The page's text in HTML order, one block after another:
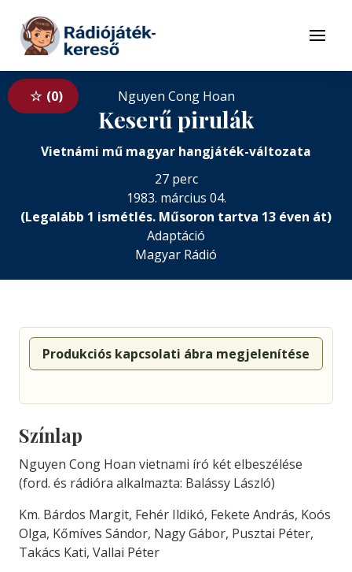
Tovább a tartalomhoz
Menü
0 Nguyen Cong Hoan
Keserű pirulák
Vietnámi mű magyar hangjáték-változata
27 perc
1983. március 04.
(Legalább 1 ismétlés. Műsoron tartva 13 éven át)
Adaptáció
Magyar Rádió
Produkciós kapcsolati ábra megjelenítése
Színlap
Nguyen Cong Hoan vietnami író két elbeszélése
(ford. és rádióra alkalmazta: Balássy László)
Km. Bárdos Margit, Fehér Ildikó, Fekete András, Koós
Olga, Kőmíves Sándor, Nagy Gábor, Pusztai Péter,
Takács Kati, Vallai Péter